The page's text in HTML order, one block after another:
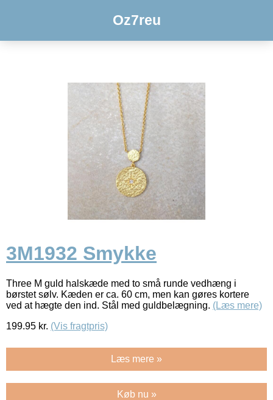
Oz7reu
3M1932 Smykke
Three M guld halskæde med to små runde vedhæng i
børstet sølv. Kæden er ca. 60 cm, men kan gøres kortere
ved at hægte den ind. Stål med guldbelægning. (Læs mere)
199.95 kr. (Vis fragtpris)
Læs mere »
Køb nu »